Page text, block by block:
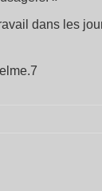
dans les